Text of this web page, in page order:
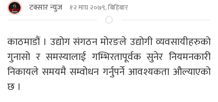
टक्सार न्युज १२ माघ २०७९, बिहिबार
काठमाडौं । उद्योग संगठन मोरङले उद्योगी व्यवसायीहरुको
गुनासो र समस्यालाई गम्भिरतापूर्वक सुनेर नियमनकारी
निकायले समयमै सम्वोधन गर्नुपर्ने आवश्यकता औल्याएको
छ ।